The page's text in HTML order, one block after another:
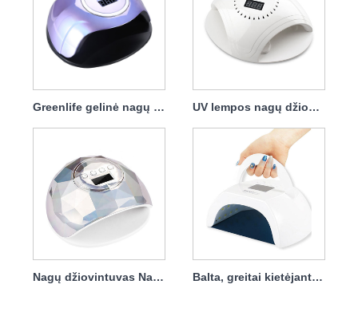
Greenlife gelinė nagų džiovintuvo lempa 120w UV lempos nagų džiovintuvas su įkrovikliu 86w
Nagų džiovintuvas Nagų džiovinimo lempa nagų lakui 86w Balta, greitai kietėjanti 80 W nešiojama nagų džiovintuvo lempa